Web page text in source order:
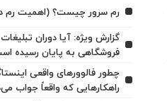
رم سرور چیست؟ (اهمیت رم
گزارش ویژه: آیا دوران
فروشگاهی به پایان رسیده
چطور فالوورهای واقعی
راهکارهایی که واقعاً جواب